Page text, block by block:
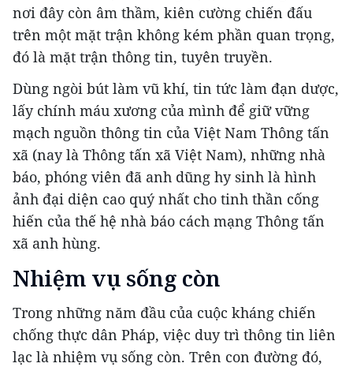
nơi đây còn âm thầm, kiên cường chiến đấu
trên một mặt trận không kém phần quan trọng,
đó là mặt trận thông tin, tuyên truyền.
Dùng ngòi bút làm vũ khí, tin tức làm đạn dược,
lấy chính máu xương của mình để giữ vững
mạch nguồn thông tin của Việt Nam Thông tấn
xã (nay là Thông tấn xã Việt Nam), những nhà
báo, phóng viên đã anh dũng hy sinh là hình
ảnh đại diện cao quý nhất cho tinh thần cống
hiến của thế hệ nhà báo cách mạng Thông tấn
xã anh hùng.
Nhiệm vụ sống còn
Trong những năm đầu của cuộc kháng chiến
chống thực dân Pháp, việc duy trì thông tin liên
lạc là nhiệm vụ sống còn. Trên con đường đó,